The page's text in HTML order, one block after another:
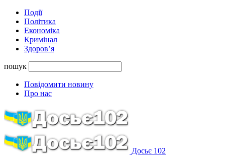
Події
Політика
Економіка
Кримінал
Здоров’я
пошук
Повідомити новину
Про нас
Досьє 102